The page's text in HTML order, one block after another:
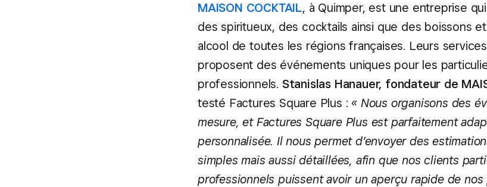
MAISON COCKTAIL, à Quimper, est une entreprise
des spiritueux, des cocktails ainsi que des boissons
alcool de toutes les régions françaises. Leurs
proposent des événements uniques pour les
professionnels. Stanislas Hanauer, fondateur de
testé Factures Square Plus : « Nous organisons des
mesure, et Factures Square Plus est parfaitement
personnalisée. Il nous permet d’envoyer des
simples mais aussi détaillées, afin que nos clients
professionnels puissent avoir un aperçu rapide de nos